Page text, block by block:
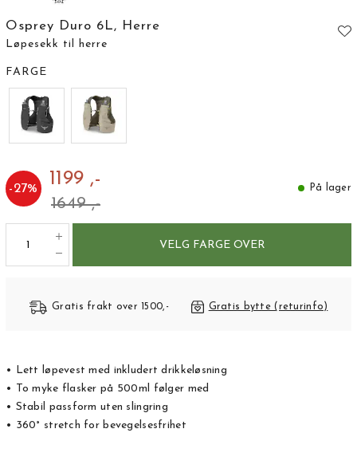
Osprey Duro 6L, Herre
Løpesekk til herre
FARGE
-27% 1199 ,-
1649 ,-
På lager
VELG FARGE OVER
Gratis frakt over 1500,- Gratis bytte (returinfo)
• Lett løpevest med inkludert drikkeløsning
• To myke flasker på 500ml følger med
• Stabil passform uten slingring
• 360° stretch for bevegelsesfrihet